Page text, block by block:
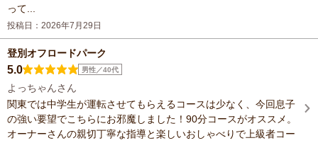
って...
投稿日：2026年7月29日
登別オフロードパーク
5.0 男性／40代
よっちゃんさん
関東では中学生が運転させてもらえるコースは少なく、今回息子
の強い要望でこちらにお邪魔しました！90分コースがオススメ。
オーナーさんの親切丁寧な指導と楽しいおしゃべりで上級者コー